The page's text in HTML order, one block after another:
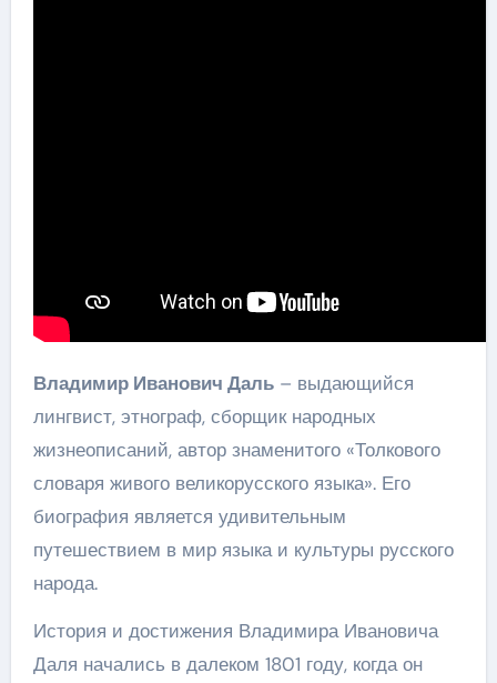
Владимир Иванович Даль– выдающийся
лингвист, этнограф, сборщик народных
жизнеописаний, автор знаменитого «Толкового
словаря живого великорусского языка». Его
биография является удивительным
путешествием в мир языка и культуры русского
народа.
История и достижения Владимира Ивановича
Даля начались в далеком 1801 году, когда он